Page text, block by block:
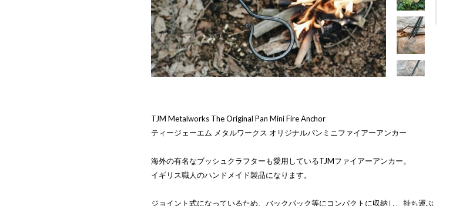
TJM Metalworks The Original Pan Mini Fire Anchor
ティージェーエム メタルワークス オリジナルパンミニファイアーアンカー
海外の有名なブッシュクラフターも愛用しているTJMファイアーアンカー。
イギリス職人のハンドメイド製品になります。
ジョイント式になっているため、バックパック等にコンパクトに収納し、持ち運ぶ